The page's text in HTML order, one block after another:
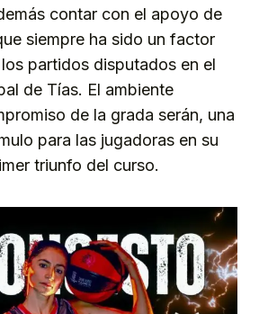
contar con el apoyo de
siempre ha sido un factor
partidos disputados en el
de Tías. El ambiente
de la grada serán, una
para las jugadoras en su
triunfo del curso.